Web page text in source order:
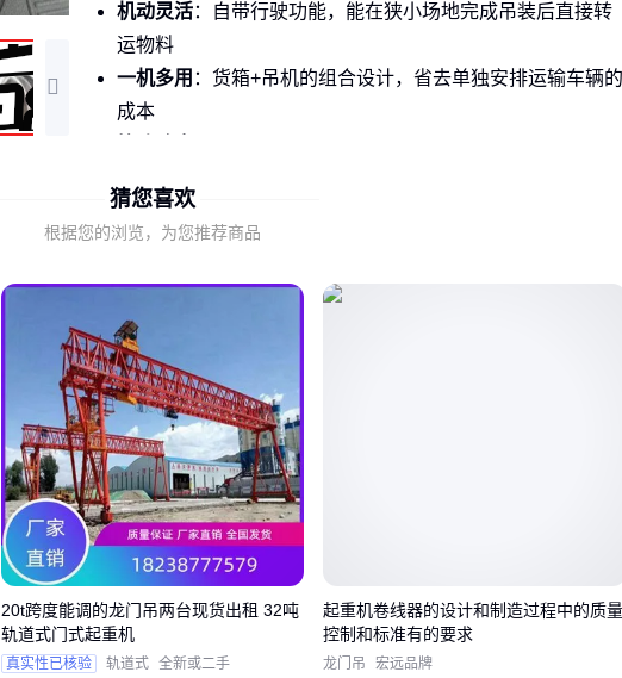
机动灵活：自带行驶功能，能在狭小场地完成吊装后直接转
运物料
一机多用 ：货箱+吊机的组合设计，省去单独安排运输车辆的
成本
尤其像 高空作业随车吊
二、吨位和臂长如何决定随车吊的实际作业能力？
选型时最容易陷入的误区就是只看吨位数字。实际上需要关注
三个关键维度：
有效作业半径：12吨机型标称16米幅度，但实际吊重会随距
离递减，5米外可能只剩标称值的60%
空间适应性：折臂随车吊
而直臂随车吊
在开阔场地效率更高
底盘稳定性：后八轮设计虽然增加成本，但在松软地面作业
时支腿压强能降低40%以上
猜您喜欢
根据您的浏览，为您推荐商品
20t跨度能调的龙门吊两台现货出租 32吨
轨道式门式起重机
真实性已核验 轨道式 全新或二手
起重机卷线器的设计和制造过程中的质量
控制和标准有的要求
龙门吊 宏远品牌